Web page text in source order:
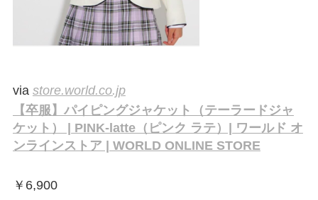
via store.world.co.jp
【卒服】パイピングジャケット（テーラードジャ
ケット） | PINK-latte（ピンク ラテ）| ワールド オ
ンラインストア | WORLD ONLINE STORE
￥ 6,900